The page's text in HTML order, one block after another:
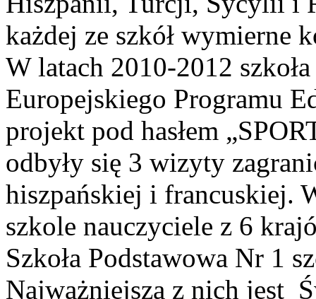
każdej ze szkół wymierne
W latach 2010-2012
Europejskiego Programu
projekt pod hasłem
odbyły się 3 wizyty
hiszpańskiej i francuskiej.
szkole nauczyciele z 6
Szkoła Podstawowa Nr 1
Najważniejszą z nich jest